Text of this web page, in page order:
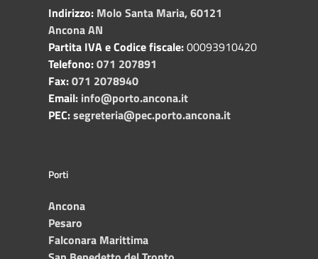
Indirizzo: Molo Santa Maria, 60121
Ancona AN
Partita IVA e Codice fiscale:00093910420
Telefono:071 207891
Fax:071 2078940
Email: info@porto.ancona.it
PEC:segreteria@pec.porto.ancona.it
Porti
Ancona
Pesaro
Falconara Marittima